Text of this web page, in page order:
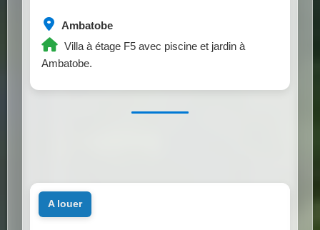
Ambatobe
Villa à étage F5 avec piscine et jardin à
Ambatobe.
a louer